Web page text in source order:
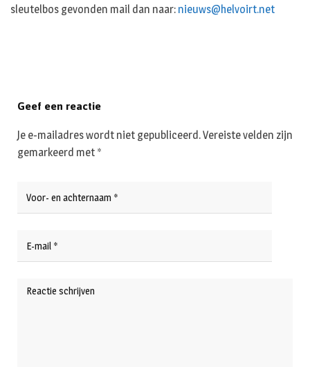
sleutelbos gevonden mail dan naar: nieuws@helvoirt.net
Geef een reactie
Je e-mailadres wordt niet gepubliceerd.Vereiste velden zijn
gemarkeerd met *